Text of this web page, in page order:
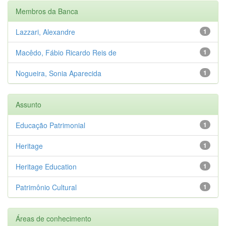
Membros da Banca
1
Lazzari, Alexandre
1
Macêdo, Fábio Ricardo Reis de
1
Nogueira, Sonia Aparecida
Assunto
1
Educação Patrimonial
1
Heritage
1
Heritage Education
1
Patrimônio Cultural
Áreas de conhecimento